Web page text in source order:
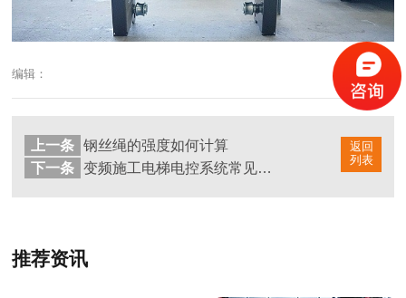
编辑：
返回
列表
上一条
钢丝绳的强度如何计算
下一条
变频施工电梯电控系统常见问题和解决方法（二）
推荐资讯